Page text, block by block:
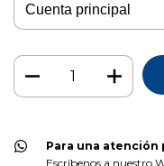
Para una atención
Escríbenos a nuestro